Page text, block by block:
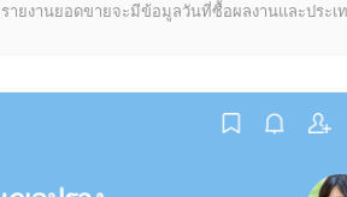
รายงานยอดขายจะมีข้อมูลวันที่ซื้อผลงานและประ